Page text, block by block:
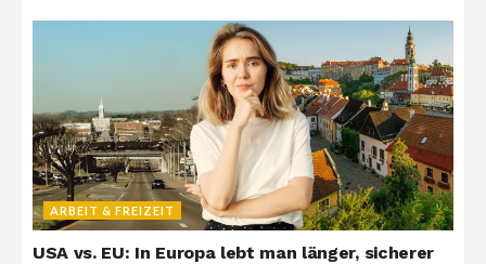
ARBEIT & FREIZEIT
USA vs. EU: In Europa lebt man länger, sicherer